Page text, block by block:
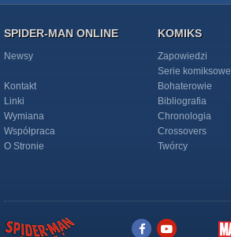
SPIDER-MAN ONLINE
Newsy
Kontakt
Linki
Wymiana
Współpraca
O Stronie
KOMIKS
Zapowiedzi
Serie komiksowe
Bohaterowie
Bibliografia
Chronologia
Crossovers
Twórcy